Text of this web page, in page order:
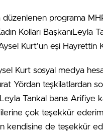
düzenlenen programa
Kolları
Kurt’un eşi Hayrettin
Kurt sosyal medya
Yördan teşkilatlardan
Leyla Tankal bana Arifiye
çok teşekkür
kendisine de teşekkür